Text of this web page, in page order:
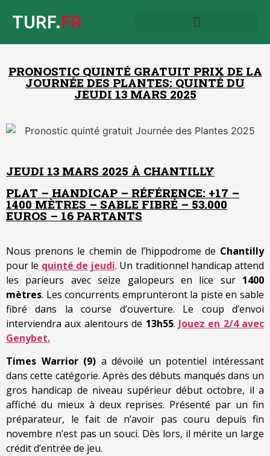
TURF.FR
PRONOSTIC QUINTÉ GRATUIT PRIX DE LA
JOURNÉE DES PLANTES: QUINTÉ DU
JEUDI 13 MARS 2025
JEUDI 13 MARS 2025 À CHANTILLY
PLAT – HANDICAP – RÉFÉRENCE: +17 –
1400 MÈTRES – SABLE FIBRÉ – 53.000
EUROS – 16 PARTANTS
Nous prenons le chemin de l’hippodrome de Chantilly
pour le quinté de jeudi. Un traditionnel handicap attend
les parieurs avec seize galopeurs en lice sur 1400
mètres. Les concurrents emprunteront la piste en sable
fibré dans la course d’ouverture. Le coup d’envoi
interviendra aux alentours de 13h55. Jouez en 2/4 avec
Genybet.
Times Warrior (9) a dévoilé un potentiel intéressant
dans cette catégorie. Après des débuts manqués dans un
gros handicap de niveau supérieur début octobre, il a
affiché du mieux à deux reprises. Présenté par un fin
préparateur, le fait de n’avoir pas couru depuis fin
novembre n’est pas un souci. Dès lors, il mérite un large
crédit d’entrée de jeu.